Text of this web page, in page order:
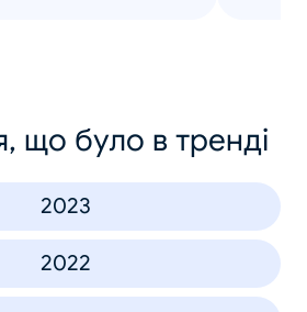
що було в тренді
2023
2022